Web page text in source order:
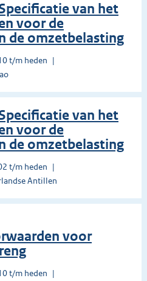
van het
voor de
de omzetbelasting
t/m heden
van het
voor de
de omzetbelasting
t/m heden
Antillen
voor
t/m heden